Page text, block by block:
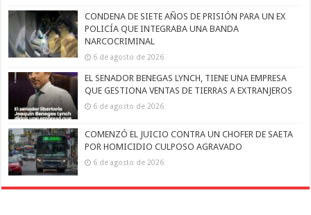
CONDENA DE SIETE AÑOS DE PRISIÓN PARA UN EX
POLICÍA QUE INTEGRABA UNA BANDA
NARCOCRIMINAL
6 de agosto de 2026
EL SENADOR BENEGAS LYNCH, TIENE UNA EMPRESA
QUE GESTIONA VENTAS DE TIERRAS A EXTRANJEROS
6 de agosto de 2026
COMENZÓ EL JUICIO CONTRA UN CHOFER DE SAETA
POR HOMICIDIO CULPOSO AGRAVADO
6 de agosto de 2026